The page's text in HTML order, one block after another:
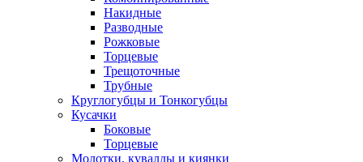
Накидные
Разводные
Рожковые
Торцевые
Трещоточные
Трубные
Круглогубцы и Тонкогубцы
Кусачки
Боковые
Торцевые
Молотки, кувалды и киянки